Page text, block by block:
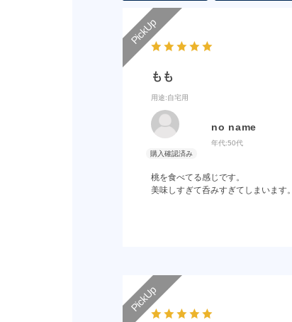
もも
用途:自宅用
no name
年代:50代
桃を食べてる感じです。
美味しすぎて呑みすぎてしまいます。